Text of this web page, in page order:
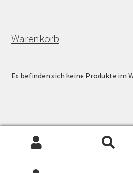
Warenkorb
Es befinden sich keine Produkte im
Onlineshop von Nadia Birkenstock